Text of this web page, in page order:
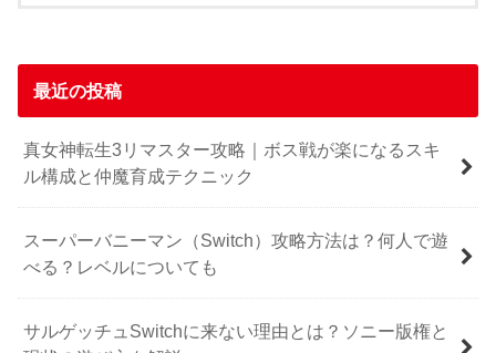
最近の投稿
真女神転生3リマスター攻略｜ボス戦が楽になるスキ
ル構成と仲魔育成テクニック
スーパーバニーマン（Switch）攻略方法は？何人で遊
べる？レベルについても
サルゲッチュSwitchに来ない理由とは？ソニー版権と